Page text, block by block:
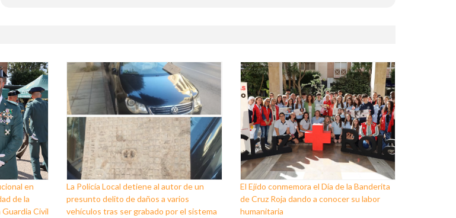
en
de la
Civil
La Policía Local detiene al autor de un
presunto delito de daños a varios
vehículos tras ser grabado por el sistema
El Ejido conmemora el Día de la Banderita
de Cruz Roja dando a conocer su labor
humanitaria